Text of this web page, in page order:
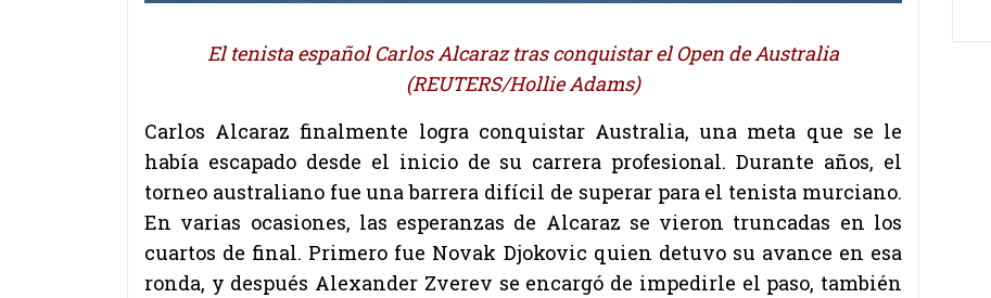
El tenista español Carlos Alcaraz tras conquistar el Open de Australia
(REUTERS/Hollie Adams)
Carlos Alcaraz finalmente logra conquistar Australia, una meta que se le
había escapado desde el inicio de su carrera profesional. Durante años, el
torneo australiano fue una barrera difícil de superar para el tenista murciano.
En varias ocasiones, las esperanzas de Alcaraz se vieron truncadas en los
cuartos de final. Primero fue Novak Djokovic quien detuvo su avance en esa
ronda, y después Alexander Zverev se encargó de impedirle el paso, también